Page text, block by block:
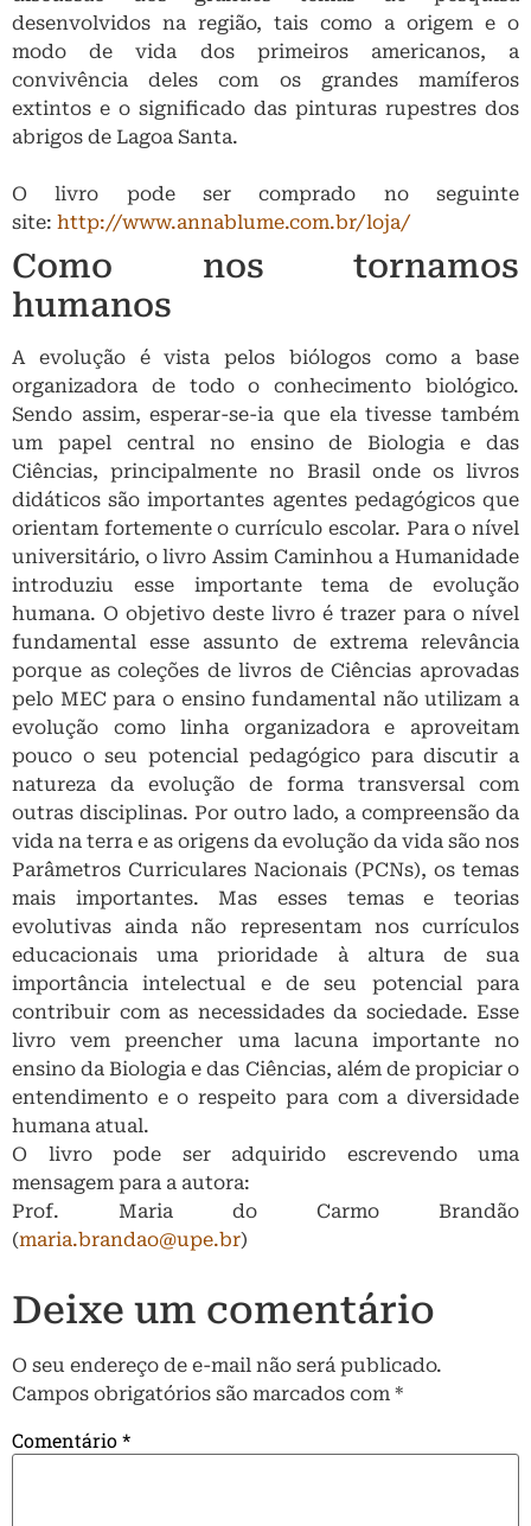
desenvolvidos na região, tais como a origem e o
modo de vida dos primeiros americanos, a
convivência deles com os grandes mamíferos
extintos e o significado das pinturas rupestres dos
abrigos de Lagoa Santa.
O livro pode ser comprado no seguinte
site: http://www.annablume.com.br/loja/
Como nos tornamos
humanos
A evolução é vista pelos biólogos como a base
organizadora de todo o conhecimento biológico.
Sendo assim, esperar-se-ia que ela tivesse também
um papel central no ensino de Biologia e das
Ciências, principalmente no Brasil onde os livros
didáticos são importantes agentes pedagógicos que
orientam fortemente o currículo escolar. Para o nível
universitário, o livro Assim Caminhou a Humanidade
introduziu esse importante tema de evolução
humana. O objetivo deste livro é trazer para o nível
fundamental esse assunto de extrema relevância
porque as coleções de livros de Ciências aprovadas
pelo MEC para o ensino fundamental não utilizam a
evolução como linha organizadora e aproveitam
pouco o seu potencial pedagógico para discutir a
natureza da evolução de forma transversal com
outras disciplinas. Por outro lado, a compreensão da
vida na terra e as origens da evolução da vida são nos
Parâmetros Curriculares Nacionais (PCNs), os temas
mais importantes. Mas esses temas e teorias
evolutivas ainda não representam nos currículos
educacionais uma prioridade à altura de sua
importância intelectual e de seu potencial para
contribuir com as necessidades da sociedade. Esse
livro vem preencher uma lacuna importante no
ensino da Biologia e das Ciências, além de propiciar o
entendimento e o respeito para com a diversidade
humana atual.
O livro pode ser adquirido escrevendo uma
mensagem para a autora:
Prof. Maria do Carmo Brandão
(maria.brandao@upe.br)
Deixe um comentário
O seu endereço de e-mail não será publicado.
Campos obrigatórios são marcados com *
Comentário*